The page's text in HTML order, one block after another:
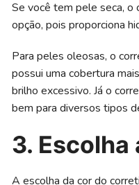
Se você tem pele seca, o
opção, pois proporciona
Para peles oleosas, o
possui uma cobertura
brilho excessivo. Já o
bem para diversos tipos
3. Escolha
A escolha da cor do